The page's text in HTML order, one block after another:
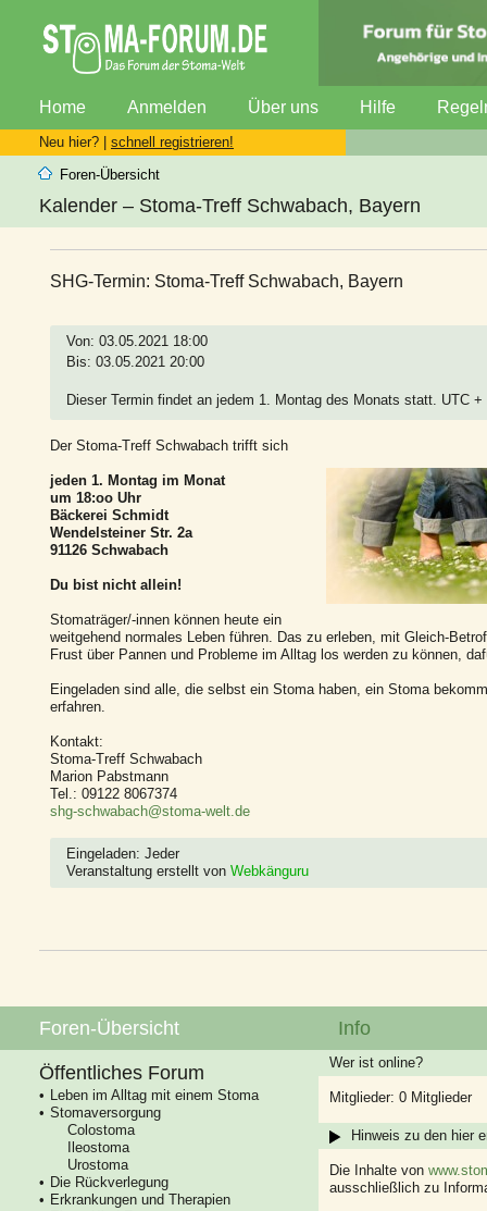
Home Anmelden Über uns Hilfe
Neu hier? | schnell registrieren!
Foren-Übersicht
Kalender – Stoma-Treff Schwabach, Bayern
SHG-Termin: Stoma-Treff Schwabach, Bayern
Von: 03.05.2021 18:00
Bis: 03.05.2021 20:00
Dieser Termin findet an jedem 1. Montag des Monats statt. UTC +
Der Stoma-Treff Schwabach trifft sich
jeden 1. Montag im Monat
um 18:oo Uhr
Bäckerei Schmidt
Wendelsteiner Str. 2a
91126 Schwabach
Du bist nicht allein!
Stomaträger/-innen können heute ein
weitgehend normales Leben führen. Das zu erleben, mit Gleich-
Frust über Pannen und Probleme im Alltag los werden zu können,
Eingeladen sind alle, die selbst ein Stoma haben, ein Stoma
erfahren.
Kontakt:
Stoma-Treff Schwabach
Marion Pabstmann
Tel.: 09122 8067374
shg-schwabach@stoma-welt.de
Eingeladen: Jeder
Veranstaltung erstellt von Webkänguru
Foren-Übersicht
Öffentliches Forum
Leben im Alltag mit einem Stoma
Stomaversorgung
Colostoma
Ileostoma
Urostoma
Die Rückverlegung
Erkrankungen und Therapien
Info
Wer ist online?
Mitglieder: 0 Mitglieder
Hinweis zu den hier
Die Inhalte von
ausschließlich zu